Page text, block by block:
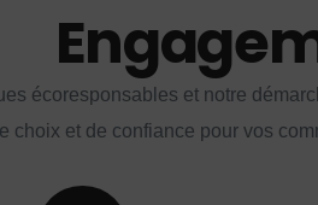
écoresponsables et notre
choix et de confiance pour vos